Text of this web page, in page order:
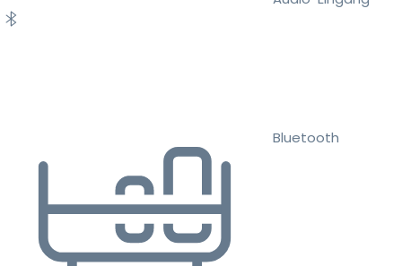
Bluetooth